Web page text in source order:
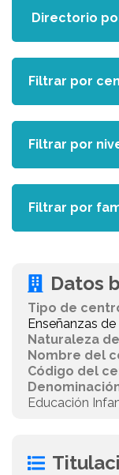
Datos
Tipo de
Enseñanzas
Naturaleza
Nombre del
Código del
Educación
Filtrar por
Filtrar por
Filtrar por